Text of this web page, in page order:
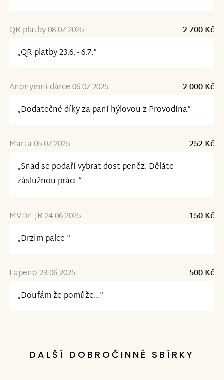
QR platby 08.07.2025
2 700 Kč
„QR platby 23.6. - 6.7.“
Anonymní dárce 06.07.2025
2 000 Kč
„Dodatečné díky za paní hýlovou z Provodína“
Marta 05.07.2025
252 Kč
„Snad se podaří vybrat dost peněz. Děláte
záslužnou práci.“
MVDr. JR 24.06.2025
150 Kč
„Drzim palce “
Lapeno 23.06.2025
500 Kč
„Doufám že pomůže...“
DALŠÍ DOBROČINNÉ SBÍRKY